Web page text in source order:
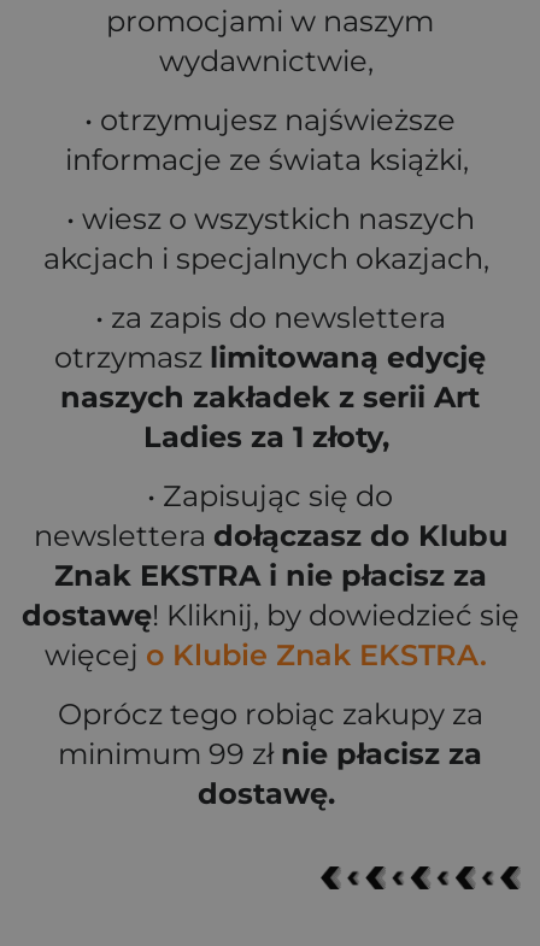
promocjami w naszym
wydawnictwie,
• otrzymujesz najświeższe
informacje ze świata książki,
• wiesz o wszystkich naszych
akcjach i specjalnych okazjach,
• za zapis do newslettera
otrzymasz limitowaną edycję
naszych zakładek z serii Art
Ladies za 1 złoty,
• Zapisując się do
newslettera dołączasz do Klubu
Znak EKSTRA i nie płacisz za
dostawę! Kliknij, by dowiedzieć się
więcej o Klubie Znak EKSTRA.
Oprócz tego robiąc zakupy za
minimum 99 zł nie płacisz za
dostawę.